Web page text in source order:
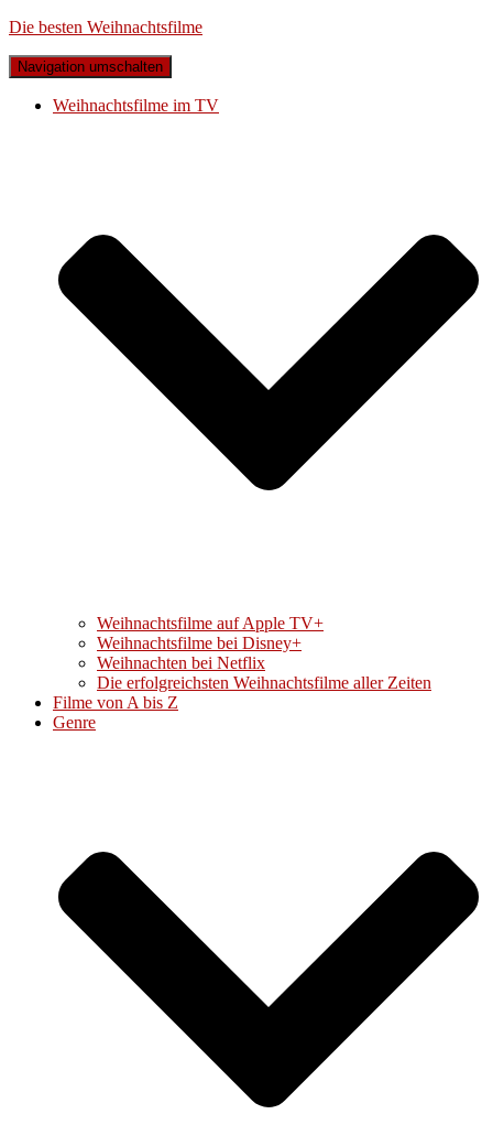
Die besten Weihnachtsfilme
Navigation umschalten
Weihnachtsfilme im TV
Weihnachtsfilme auf Apple TV+
Weihnachtsfilme bei Disney+
Weihnachten bei Netflix
Die erfolgreichsten Weihnachtsfilme aller Zeiten
Filme von A bis Z
Genre